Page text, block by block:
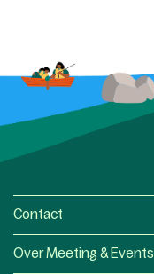
Contact
Over Meeting & Events